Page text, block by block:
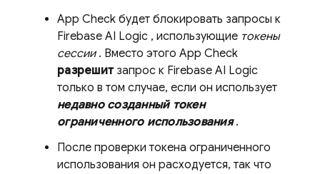
App Check будет блокировать запросы к
Firebase AI Logic , использующие токены
сессии. Вместо этого App Check
разрешитзапрос к Firebase AI Logic
только в том случае, если он использует
недавно созданный токен
ограниченного использования.
После проверки токена ограниченного
использования он расходуется, так что